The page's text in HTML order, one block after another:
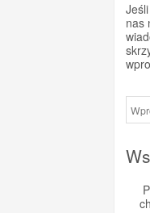
nas